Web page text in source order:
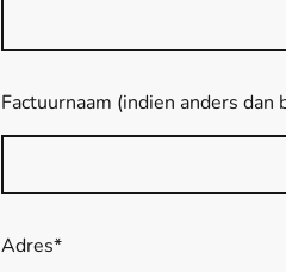
Factuurnaam (indien anders dan
Adres*